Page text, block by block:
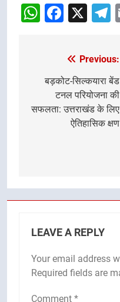
X
navigation
Previous:
बड़कोट-सिल्कयारा बेंड
टनल परियोजना की
सफलता: उत्तराखंड के लिए
ऐतिहासिक क्षण
LEAVE A REPLY
Your email address
Required fields are
Comment *